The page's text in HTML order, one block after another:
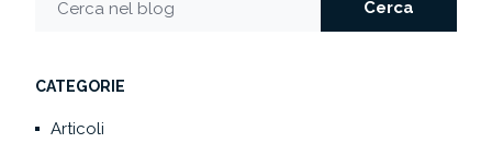
Cerca nel blog Cerca
CATEGORIE
Articoli